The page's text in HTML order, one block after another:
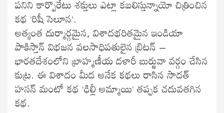
పనిని కార్పొరేటు శక్తులు ఎట్లా కబలిస్తున్నాయో చిత్రించిన
కథ ‘రిషీ సెలూన’.
అత్యంత దుర్మార్గమైన, విశాదభరితమైన ఇండియా
పాకిస్తాన్ విభజన వలసాధిపతులైన బ్రిటన్ –
భారతదేశంలోని బ్రాహ్మణీయ దళారీ బుర్జువా వర్గం చేసిన
కుట్ర. ఈ విశాదం మీద అనేక కథలు రాసిన సాదత్
హసన్ మంటో కథ ‘ఢిల్లీ అమ్మాయి’ తప్పక చదువతగిన
కథ.